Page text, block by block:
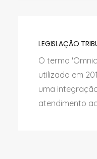
LEGISLAÇÃO
O termo
utilizado em
uma
atendimento